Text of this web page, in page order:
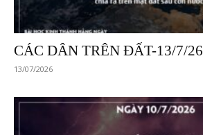
CÁC DÂN TRÊN ĐẤT-13/7/26
13/07/2026